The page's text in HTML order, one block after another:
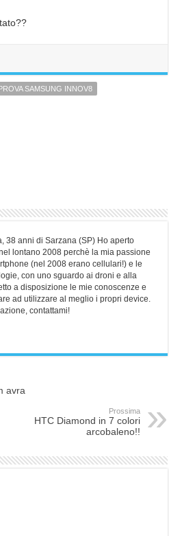
SAMSUNG INNOV8
38 anni di Sarzana (SP) Ho aperto
lontano 2008 perchè la mia passione
(nel 2008 erano cellulari!) e le
con uno sguardo ai droni e alla
a disposizione le mie conoscenze e
ad utilizzare al meglio i propri device.
contattami!
avra
Prossima
HTC Diamond in 7 colori
arcobaleno!!